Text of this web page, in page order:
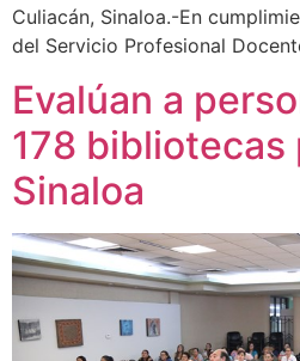
Culiacán, Sinaloa.-En
del Servicio Profesional
Evalúan a
178 bibliotecas
Sinaloa